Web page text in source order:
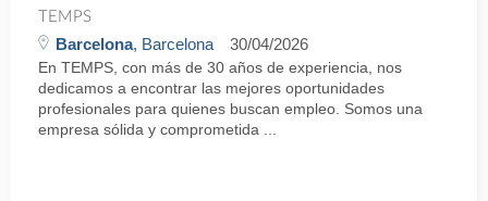
TEMPS
Barcelona, Barcelona 30/04/2026
En TEMPS, con más de 30 años de experiencia, nos
dedicamos a encontrar las mejores oportunidades
profesionales para quienes buscan empleo. Somos una
empresa sólida y comprometida ...